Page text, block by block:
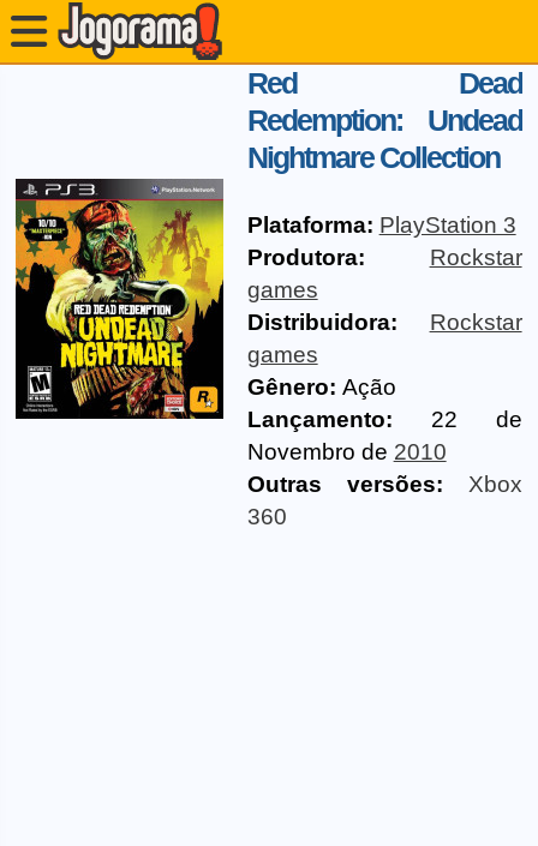
Red Dead
Redemption: Undead
Nightmare Collection
Plataforma: PlayStation 3
Produtora:
Rockstar
games
Distribuidora:
Rockstar
games
Gênero: Ação
Lançamento: 22 de
Novembro de 2010
Outras versões:
Xbox
360